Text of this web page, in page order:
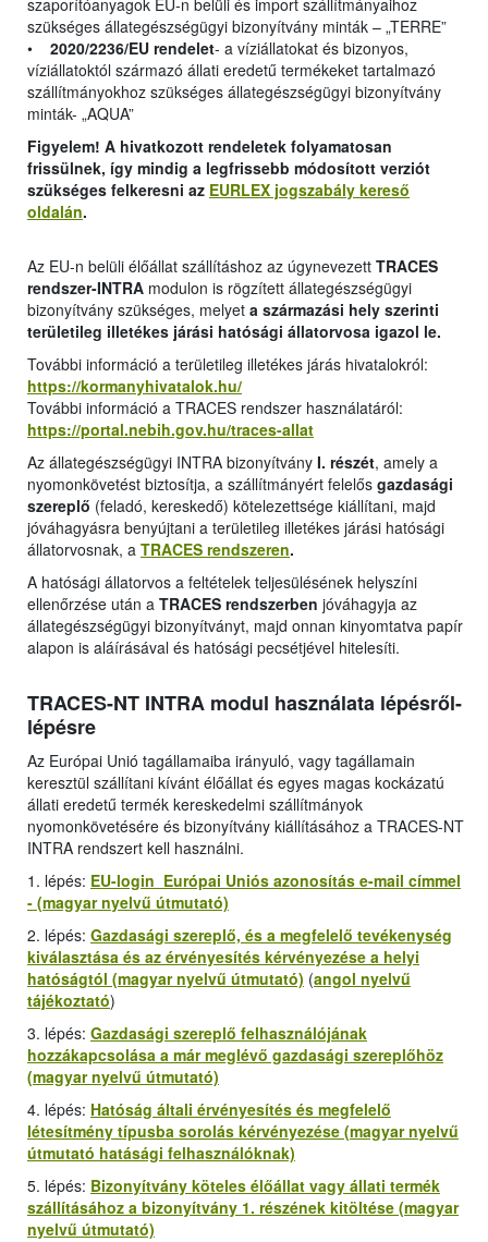
szaporítóanyagok EU-n belüli és import szállítmányaihoz
szükséges állategészségügyi bizonyítvány minták – „TERRE”
• 2020/2236/EU rendelet- a víziállatokat és bizonyos,
víziállatoktól származó állati eredetű termékeket tartalmazó
szállítmányokhoz szükséges állategészségügyi bizonyítvány
minták- „AQUA”
Figyelem! A hivatkozott rendeletek folyamatosan
frissülnek, így mindig a legfrissebb módosított verziót
szükséges felkeresni az EURLEX jogszabály kereső
oldalán.
Az EU-n belüli élőállat szállításhoz az úgynevezett TRACES
rendszer-INTRA modulon is rögzített állategészségügyi
bizonyítvány szükséges, melyet a származási hely szerinti
területileg illetékes járási hatósági állatorvosa igazol le.
További információ a területileg illetékes járás hivatalokról:
https://kormanyhivatalok.hu/
További információ a TRACES rendszer használatáról:
https://portal.nebih.gov.hu/traces-allat
Az állategészségügyi INTRA bizonyítvány I. részét, amely a
nyomonkövetést biztosítja, a szállítmányért felelős gazdasági
szereplő (feladó, kereskedő) kötelezettsége kiállítani, majd
jóváhagyásra benyújtani a területileg illetékes járási hatósági
állatorvosnak, a TRACES rendszeren.
A hatósági állatorvos a feltételek teljesülésének helyszíni
ellenőrzése után a TRACES rendszerben jóváhagyja az
állategészségügyi bizonyítványt, majd onnan kinyomtatva papír
alapon is aláírásával és hatósági pecsétjével hitelesíti.
TRACES-NT INTRA modul használata lépésről-
lépésre
Az Európai Unió tagállamaiba irányuló, vagy tagállamain
keresztül szállítani kívánt élőállat és egyes magas kockázatú
állati eredetű termék kereskedelmi szállítmányok
nyomonkövetésére és bizonyítvány kiállításához a TRACES-NT
INTRA rendszert kell használni.
1. lépés: EU-login Európai Uniós azonosítás e-mail címmel
- (magyar nyelvű útmutató)
2. lépés: Gazdasági szereplő, és a megfelelő tevékenység
kiválasztása és az érvényesítés kérvényezése a helyi
hatóságtól (magyar nyelvű útmutató) (angol nyelvű
tájékoztató)
3. lépés: Gazdasági szereplő felhasználójának
hozzákapcsolása a már meglévő gazdasági szereplőhöz
(magyar nyelvű útmutató)
4. lépés: Hatóság általi érvényesítés és megfelelő
létesítmény típusba sorolás kérvényezése (magyar nyelvű
útmutató hatásági felhasználóknak)
5. lépés: Bizonyítvány köteles élőállat vagy állati termék
szállításához a bizonyítvány 1. részének kitöltése (magyar
nyelvű útmutató)